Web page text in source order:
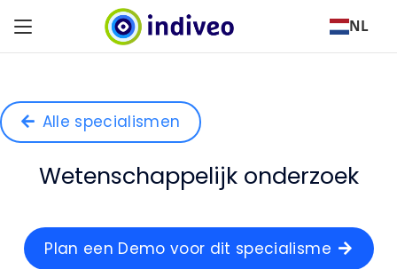
NL
Alle specialismen
Wetenschappelijk onderzoek
Plan een Demo voor dit specialisme